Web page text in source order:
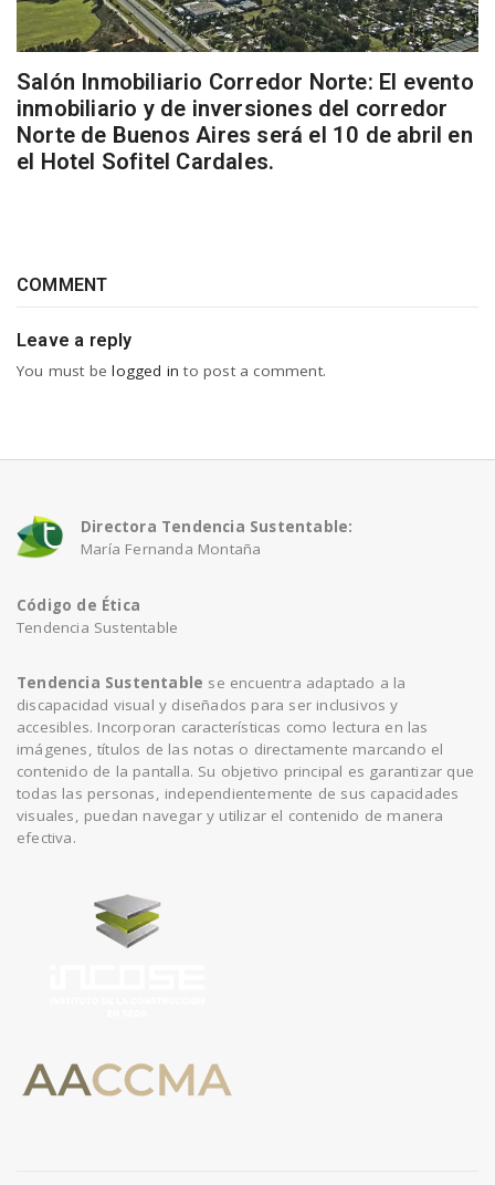
Salón Inmobiliario Corredor Norte: El evento
inmobiliario y de inversiones del corredor
Norte de Buenos Aires será el 10 de abril en
el Hotel Sofitel Cardales.
COMMENT
Leave a reply
You must belogged in to post a comment.
Directora Tendencia Sustentable:
María Fernanda Montaña
Código de Ética
Tendencia Sustentable
Tendencia Sustentable se encuentra adaptado a la
discapacidad visual y diseñados para ser inclusivos y
accesibles. Incorporan características como lectura en las
imágenes, títulos de las notas o directamente marcando el
contenido de la pantalla. Su objetivo principal es garantizar que
todas las personas, independientemente de sus capacidades
visuales, puedan navegar y utilizar el contenido de manera
efectiva.